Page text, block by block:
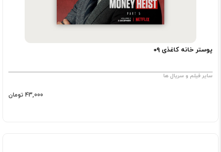
پوستر خانه کاغذی ۰۹
سایر فیلم و سریال ها
43,000 تومان